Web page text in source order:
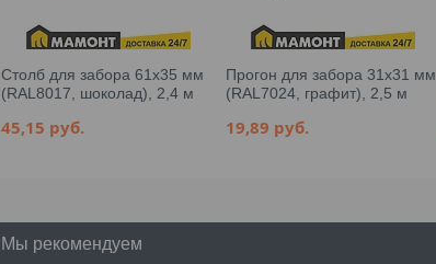
Столб для забора 61х35 мм
(RAL8017, шоколад), 2,4 м
45,15 руб.
Прогон для забора 31х31 мм
(RAL7024, графит), 2,5 м
19,89 руб.
Мы рекомендуем